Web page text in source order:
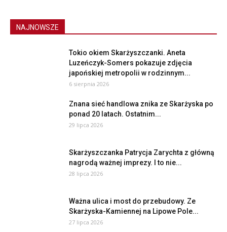
NAJNOWSZE
Tokio okiem Skarżyszczanki. Aneta
Luzeńczyk-Somers pokazuje zdjęcia
japońskiej metropolii w rodzinnym...
6 sierpnia 2026
Znana sieć handlowa znika ze Skarżyska po
ponad 20 latach. Ostatnim...
29 lipca 2026
Skarżyszczanka Patrycja Zarychta z główną
nagrodą ważnej imprezy. I to nie...
28 lipca 2026
Ważna ulica i most do przebudowy. Ze
Skarżyska-Kamiennej na Lipowe Pole...
27 lipca 2026